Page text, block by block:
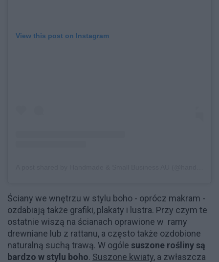
View this post on Instagram
Ściany we wnętrzu w stylu boho - oprócz makram -
ozdabiają także grafiki, plakaty i lustra. Przy czym te
ostatnie wiszą na ścianach oprawione w ramy
drewniane lub z rattanu, a często także ozdobione
naturalną suchą trawą. W ogóle suszone rośliny są
bardzo w stylu boho. Suszone kwiaty, a zwłaszcza